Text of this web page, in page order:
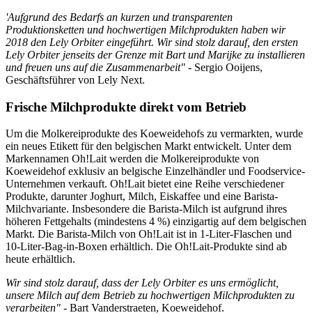
'Aufgrund des Bedarfs an kurzen und transparenten
Produktionsketten und hochwertigen Milchprodukten haben wir
2018 den Lely Orbiter eingeführt. Wir sind stolz darauf, den ersten
Lely Orbiter jenseits der Grenze mit Bart und Marijke zu installieren
und freuen uns auf die Zusammenarbeit" - Sergio Ooijens,
Geschäftsführer von Lely Next.
Frische Milchprodukte direkt vom Betrieb
Um die Molkereiprodukte des Koeweidehofs zu vermarkten, wurde
ein neues Etikett für den belgischen Markt entwickelt. Unter dem
Markennamen Oh!Lait werden die Molkereiprodukte von
Koeweidehof exklusiv an belgische Einzelhändler und Foodservice-
Unternehmen verkauft. Oh!Lait bietet eine Reihe verschiedener
Produkte, darunter Joghurt, Milch, Eiskaffee und eine Barista-
Milchvariante. Insbesondere die Barista-Milch ist aufgrund ihres
höheren Fettgehalts (mindestens 4 %) einzigartig auf dem belgischen
Markt. Die Barista-Milch von Oh!Lait ist in 1-Liter-Flaschen und
10-Liter-Bag-in-Boxen erhältlich. Die Oh!Lait-Produkte sind ab
heute erhältlich.
Wir sind stolz darauf, dass der Lely Orbiter es uns ermöglicht,
unsere Milch auf dem Betrieb zu hochwertigen Milchprodukten zu
verarbeiten" - Bart Vanderstraeten, Koeweidehof.